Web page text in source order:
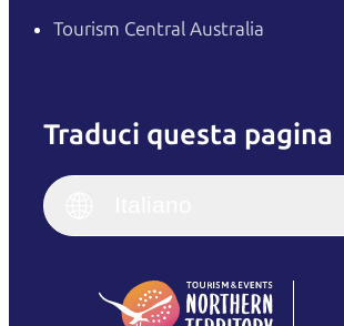
Tourism Central Australia
Traduci questa pagina
English
(Singapore)